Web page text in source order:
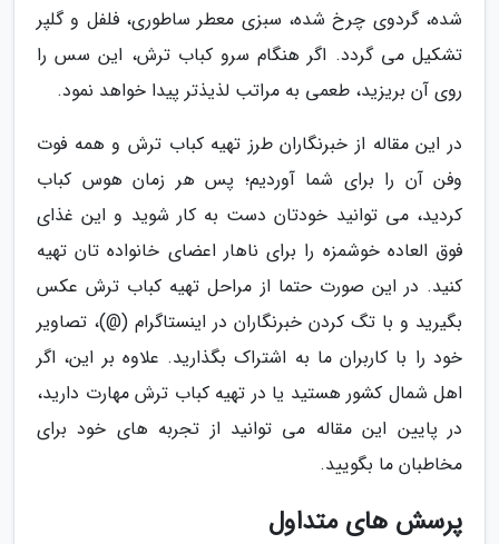
شده، گردوی چرخ شده، سبزی معطر ساطوری، فلفل و گلپر
تشکیل می گردد. اگر هنگام سرو کباب ترش، این سس را
روی آن بریزید، طعمی به مراتب لذیذتر پیدا خواهد نمود.
در این مقاله از خبرنگاران طرز تهیه کباب ترش و همه فوت
وفن آن را برای شما آوردیم؛ پس هر زمان هوس کباب
کردید، می توانید خودتان دست به کار شوید و این غذای
فوق العاده خوشمزه را برای ناهار اعضای خانواده تان تهیه
کنید. در این صورت حتما از مراحل تهیه کباب ترش عکس
بگیرید و با تگ کردن خبرنگاران در اینستاگرام (@)، تصاویر
خود را با کاربران ما به اشتراک بگذارید. علاوه بر این، اگر
اهل شمال کشور هستید یا در تهیه کباب ترش مهارت دارید،
در پایین این مقاله می توانید از تجربه های خود برای
مخاطبان ما بگویید.
پرسش های متداول